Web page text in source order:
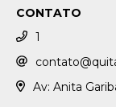
CONTATO
1
Av: Anita